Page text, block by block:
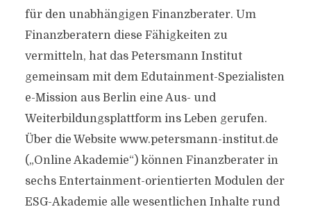
für den unabhängigen Finanzberater. Um
Finanzberatern diese Fähigkeiten zu
vermitteln, hat das Petersmann Institut
gemeinsam mit dem Edutainment-Spezialisten
e-Mission aus Berlin eine Aus- und
Weiterbildungsplattform ins Leben gerufen.
Über die Website www.petersmann-institut.de
(„Online Akademie“) können Finanzberater in
sechs Entertainment-orientierten Modulen der
ESG-Akademie alle wesentlichen Inhalte rund